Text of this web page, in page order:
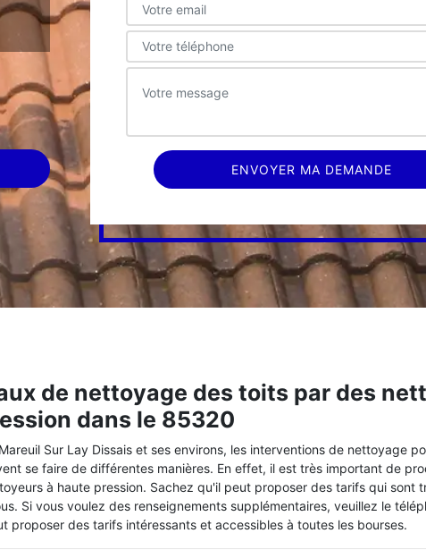
de nettoyage des toits par des
dans le 85320
Sur Lay Dissais et ses environs, les interventions de nettoyage
se faire de différentes manières. En effet, il est très important de
à haute pression. Sachez qu'il peut proposer des tarifs qui sont
Si vous voulez des renseignements supplémentaires, veuillez le
proposer des tarifs intéressants et accessibles à toutes les bourses.